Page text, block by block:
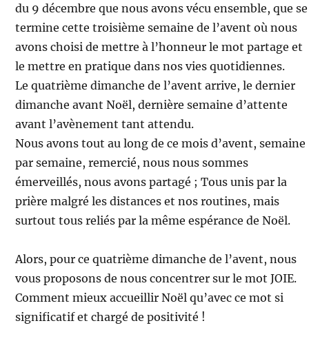
du 9 décembre que nous avons vécu ensemble, que se
termine cette troisième semaine de l’avent où nous
avons choisi de mettre à l’honneur le mot partage et
le mettre en pratique dans nos vies quotidiennes.
Le quatrième dimanche de l’avent arrive, le dernier
dimanche avant Noël, dernière semaine d’attente
avant l’avènement tant attendu.
Nous avons tout au long de ce mois d’avent, semaine
par semaine, remercié, nous nous sommes
émerveillés, nous avons partagé ; Tous unis par la
prière malgré les distances et nos routines, mais
surtout tous reliés par la même espérance de Noël.
­Alors, pour ce quatrième dimanche de l’avent, nous
vous proposons de nous concentrer sur le mot JOIE.
Comment mieux accueillir Noël qu’avec ce mot si
significatif et chargé de positivité !